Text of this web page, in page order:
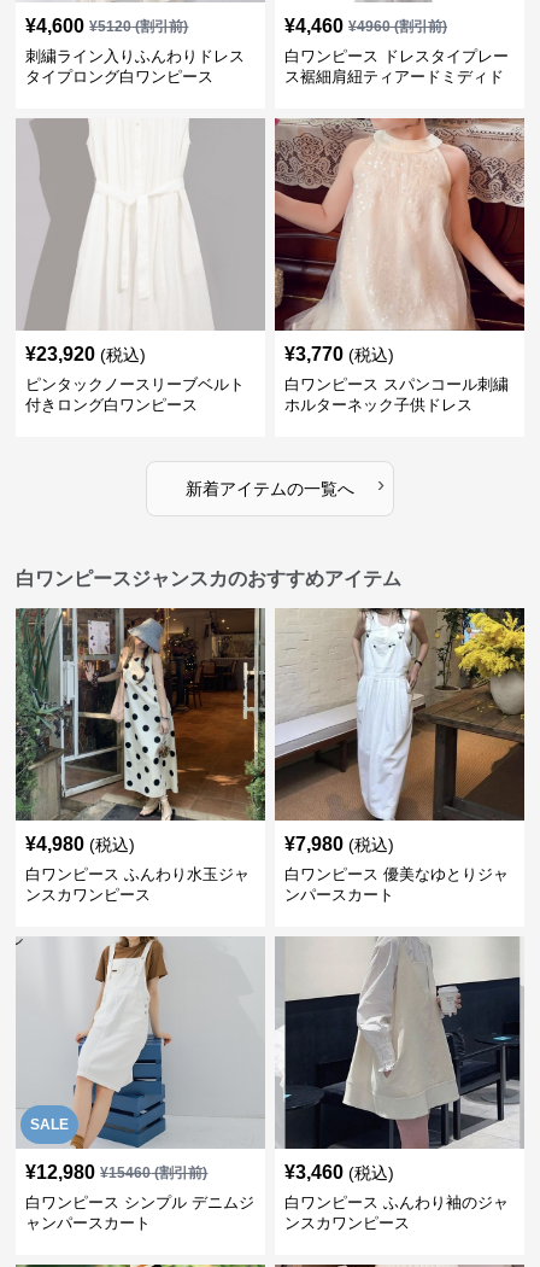
¥4,600 ¥5120(割引前)
刺繍ライン入りふんわりドレス
タイプロング白ワンピース
¥4,460 ¥4960(割引前)
白ワンピース ドレスタイプレー
ス裾細肩紐ティアードミディド
¥23,920 (税込)
ピンタックノースリーブベルト
付きロング白ワンピース
¥3,770 (税込)
白ワンピース スパンコール刺繍
ホルターネック子供ドレス
新着アイテムの一覧へ ›
白ワンピースジャンスカのおすすめアイテム
¥4,980 (税込)
白ワンピース ふんわり水玉ジャ
ンスカワンピース
¥7,980 (税込)
白ワンピース 優美なゆとりジャ
ンパースカート
SALE
¥12,980 ¥15460(割引前)
白ワンピース シンプル デニムジ
ャンパースカート
¥3,460 (税込)
白ワンピース ふんわり袖のジャ
ンスカワンピース